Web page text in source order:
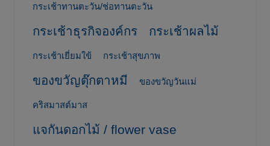
กระเช้าทานตะวัน/ช่อทานตะวัน
กระเช้าธุรกิจองค์กร กระเช้าผลไม้
กระเช้าเยี่ยมใข้ กระเช้าสุขภาพ
ของขวัญตุ๊กตาหมี ของขวัญวันแม่
คริสมาสต์มาส
แจกันดอกไม้ / flower vase